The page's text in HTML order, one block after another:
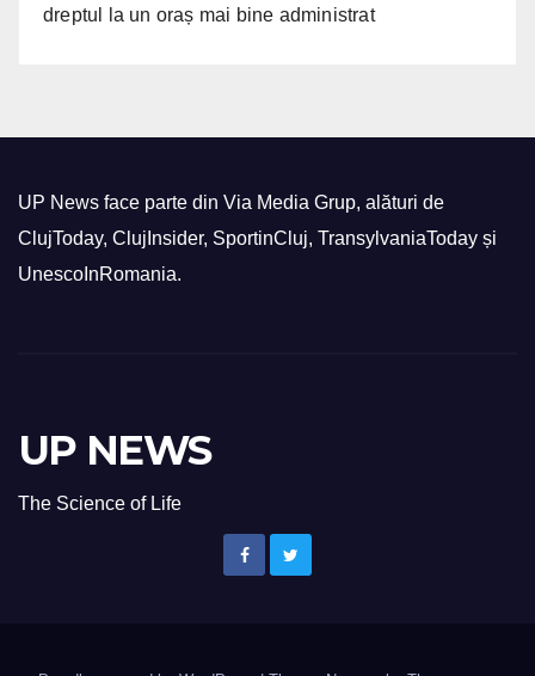
dreptul la un oraș mai bine administrat
UP News face parte din Via Media Grup, alături de
ClujToday, ClujInsider, SportinCluj, TransylvaniaToday și
UnescoInRomania.
UP NEWS
The Science of Life